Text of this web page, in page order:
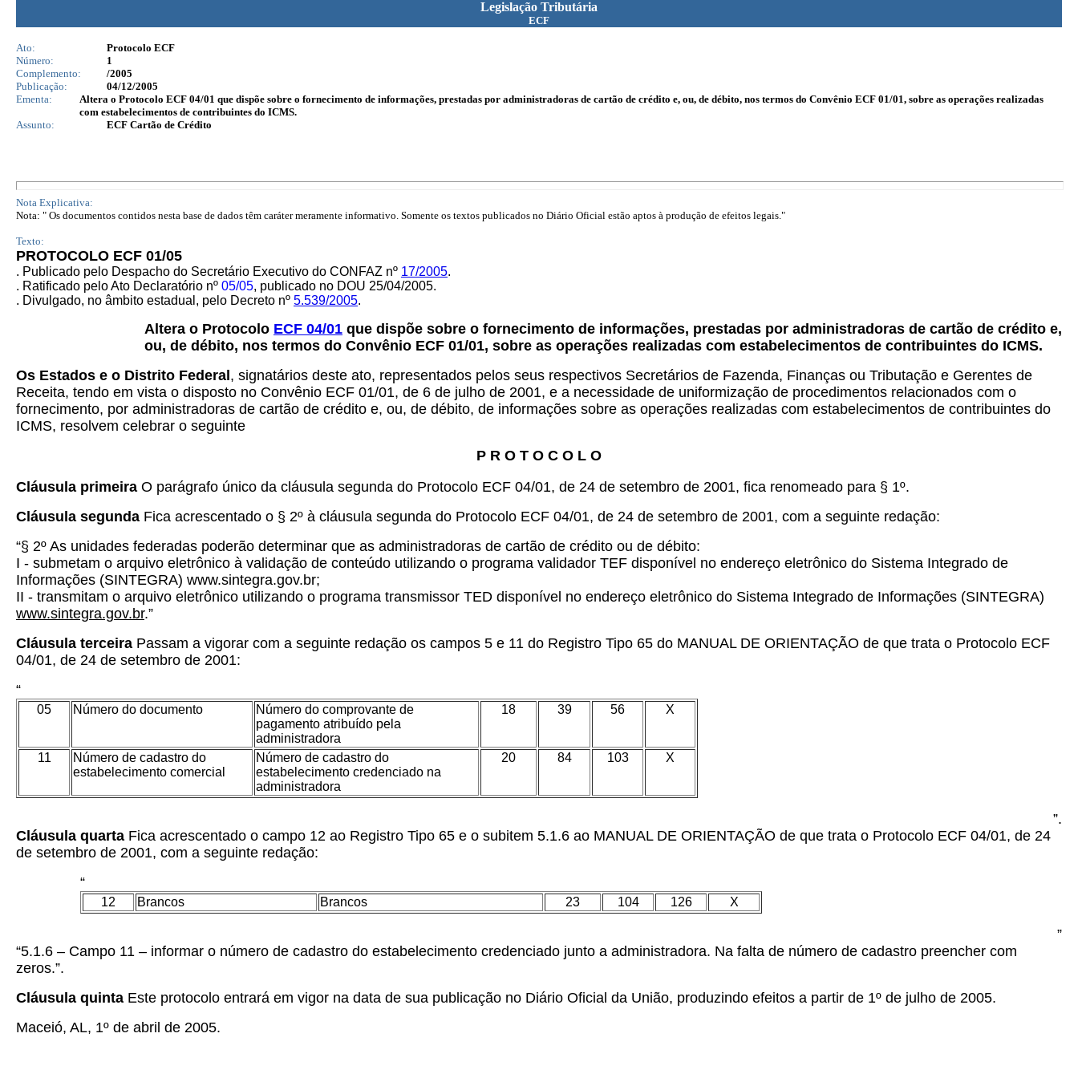
Legislação Tributária
ECF
Ato:
Protocolo ECF
Número:
1
Complemento:
/2005
Publicação:
04/12/2005
Ementa:
Altera o Protocolo ECF 04/01 que dispõe sobre o fornecimento de informações, prestadas por administradoras de cartão de crédito e, ou, de débito, nos termos do Convênio ECF 01/01, sobre as operações realizadas
com estabelecimentos de contribuintes do ICMS.
Assunto:
ECF Cartão de Crédito
Nota Explicativa:
Nota: " Os documentos contidos nesta base de dados têm caráter meramente informativo. Somente os textos publicados no Diário Oficial estão aptos à produção de efeitos legais."
Texto:
PROTOCOLO ECF 01/05
. Publicado pelo Despacho do Secretário Executivo do CONFAZ nº 17/2005.
. Ratificado pelo Ato Declaratório nº 05/05, publicado no DOU 25/04/2005.
. Divulgado, no âmbito estadual, pelo Decreto nº 5.539/2005.
Altera o Protocolo ECF 04/01 que dispõe sobre o fornecimento de informações, prestadas por administradoras de cartão de crédito e,
ou, de débito, nos termos do Convênio ECF 01/01, sobre as operações realizadas com estabelecimentos de contribuintes do ICMS.
Os Estados e o Distrito Federal , signatários deste ato, representados pelos seus respectivos Secretários de Fazenda, Finanças ou Tributação e Gerentes de
Receita, tendo em vista o disposto no Convênio ECF 01/01, de 6 de julho de 2001, e a necessidade de uniformização de procedimentos relacionados com o
fornecimento, por administradoras de cartão de crédito e, ou, de débito, de informações sobre as operações realizadas com estabelecimentos de contribuintes do
ICMS, resolvem celebrar o seguinte
P R O T O C O L O
Cláusula primeira O parágrafo único da cláusula segunda do Protocolo ECF 04/01, de 24 de setembro de 2001, fica renomeado para § 1º.
Cláusula segunda Fica acrescentado o § 2º à cláusula segunda do Protocolo ECF 04/01, de 24 de setembro de 2001, com a seguinte redação:
“§ 2º As unidades federadas poderão determinar que as administradoras de cartão de crédito ou de débito:
I - submetam o arquivo eletrônico à validação de conteúdo utilizando o programa validador TEF disponível no endereço eletrônico do Sistema Integrado de
Informações (SINTEGRA) www.sintegra.gov.br;
II - transmitam o arquivo eletrônico utilizando o programa transmissor TED disponível no endereço eletrônico do Sistema Integrado de Informações (SINTEGRA)
www.sintegra.gov.br.”
Cláusula terceira Passam a vigorar com a seguinte redação os campos 5 e 11 do Registro Tipo 65 do MANUAL DE ORIENTAÇÃO de que trata o Protocolo ECF
04/01, de 24 de setembro de 2001:
“
05 Número do documento
Número do comprovante de
pagamento atribuído pela
administradora
18 39 56 X
11
Número de cadastro do
estabelecimento comercial
Número de cadastro do
estabelecimento credenciado na
administradora
20 84 103 X
”.
Cláusula quarta Fica acrescentado o campo 12 ao Registro Tipo 65 e o subitem 5.1.6 ao MANUAL DE ORIENTAÇÃO de que trata o Protocolo ECF 04/01, de 24
de setembro de 2001, com a seguinte redação:
“
12 Brancos Brancos 23 104 126 X
”
“5.1.6 – Campo 11 – informar o número de cadastro do estabelecimento credenciado junto a administradora. Na falta de número de cadastro preencher com
zeros.”.
Cláusula quinta Este protocolo entrará em vigor na data de sua publicação no Diário Oficial da União, produzindo efeitos a partir de 1º de julho de 2005.
Maceió, AL, 1º de abril de 2005.